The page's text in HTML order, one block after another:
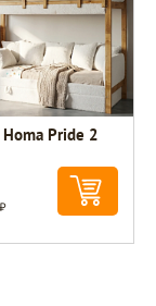
Homa Pride 2
Р